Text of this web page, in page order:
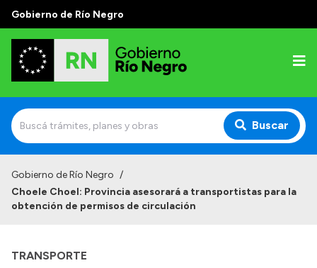
Gobierno de Río Negro
Buscar
Autoridades
Autoridades y Organismos
Gobierno de Río Negro /
Choele Choel: Provincia asesorará a transportistas para la
obtención de permisos de circulación
TRANSPORTE